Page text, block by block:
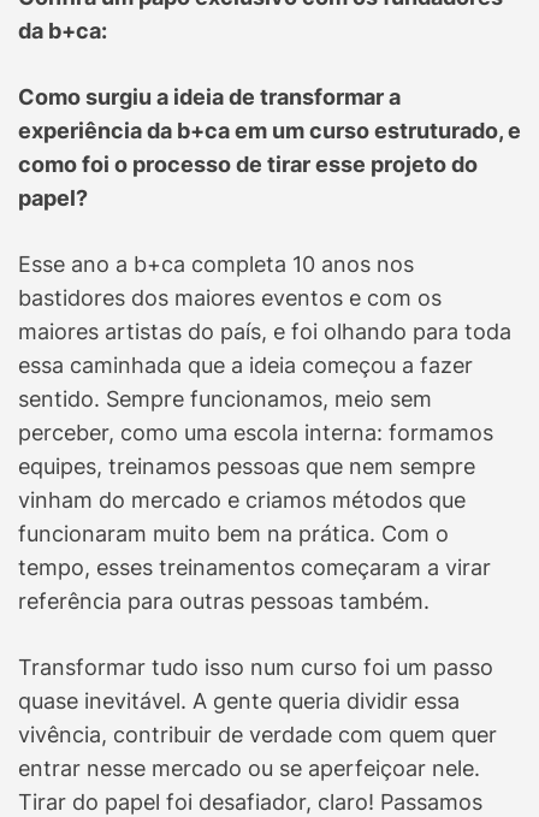
da b+ca:
Como surgiu a ideia de transformar a
experiência da b+ca em um curso estruturado, e
como foi o processo de tirar esse projeto do
papel?
Esse ano a b+ca completa 10 anos nos
bastidores dos maiores eventos e com os
maiores artistas do país, e foi olhando para toda
essa caminhada que a ideia começou a fazer
sentido. Sempre funcionamos, meio sem
perceber, como uma escola interna: formamos
equipes, treinamos pessoas que nem sempre
vinham do mercado e criamos métodos que
funcionaram muito bem na prática. Com o
tempo, esses treinamentos começaram a virar
referência para outras pessoas também.
Transformar tudo isso num curso foi um passo
quase inevitável. A gente queria dividir essa
vivência, contribuir de verdade com quem quer
entrar nesse mercado ou se aperfeiçoar nele.
Tirar do papel foi desafiador, claro! Passamos